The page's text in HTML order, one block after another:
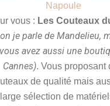
Napoule
vous : Les Couteaux
je parle de Mandelieu,
vous avez aussi une
Cannes). Vous proposant
de qualité mais
large sélection de